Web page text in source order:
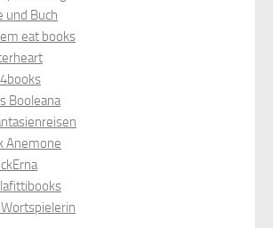
und Buch
eat books
Booleana
Anemone